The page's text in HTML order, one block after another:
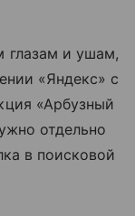
глазам и ушам,
«Яндекс» с
«Арбузный
отдельно
в поисковой